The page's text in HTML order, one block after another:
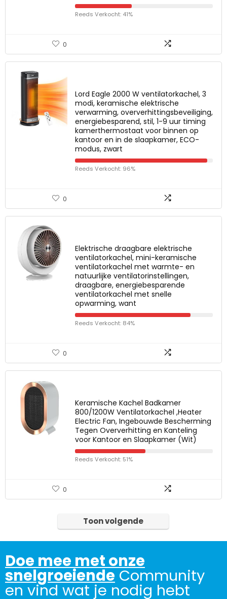
Reeds Verkocht: 41%
0
Lord Eagle 2000 W ventilatorkachel, 3
modi, keramische elektrische
verwarming, oververhittingsbeveiliging,
energiebesparend, stil, 1-9 uur timing
kamerthermostaat voor binnen op
kantoor en in de slaapkamer, ECO-
modus, zwart
Reeds Verkocht: 96%
0
Elektrische draagbare elektrische
ventilatorkachel, mini-keramische
ventilatorkachel met warmte- en
natuurlijke ventilatorinstellingen,
draagbare, energiebesparende
ventilatorkachel met snelle
opwarming, want
Reeds Verkocht: 84%
0
Keramische Kachel Badkamer
800/1200W Ventilatorkachel ,Heater
Electric Fan, Ingebouwde Bescherming
Tegen Oververhitting en Kanteling
voor Kantoor en Slaapkamer (Wit)
Reeds Verkocht: 51%
0
Toon volgende
Doe mee met onze
snelgroeiende Community
en vind wat je nodig hebt